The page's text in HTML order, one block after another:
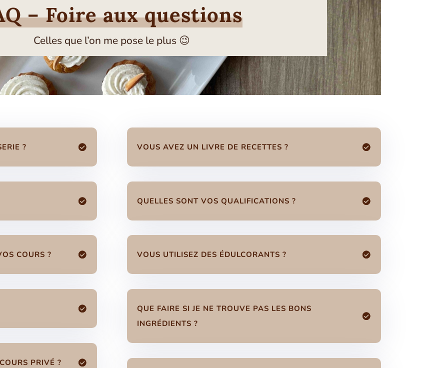
– Foire aux questions
Celles que l’on me pose le plus 😉
?
COURS ?
PRIVÉ ?
VOUS AVEZ UN LIVRE DE RECETTES ?
QUELLES SONT VOS QUALIFICATIONS ?
VOUS UTILISEZ DES ÉDULCORANTS ?
QUE FAIRE SI JE NE TROUVE PAS LES BONS
INGRÉDIENTS ?